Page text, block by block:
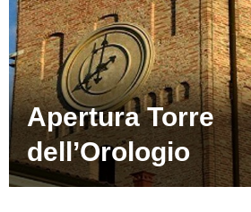
Apertura Torre
dell’Orologio